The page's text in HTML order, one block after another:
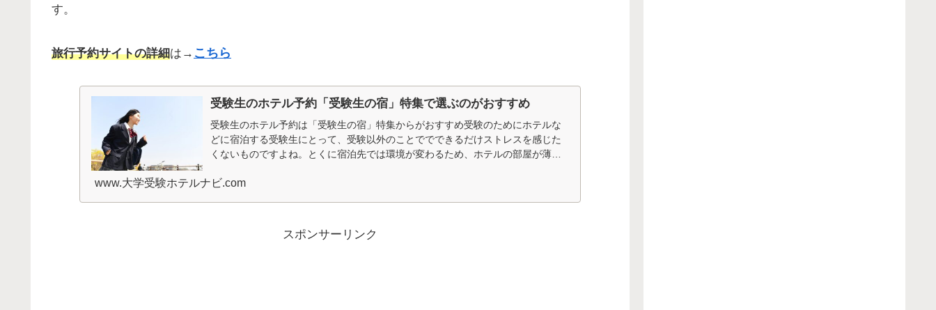
す。
旅行予約サイトの詳細は→ こちら
受験生のホテル予約「受験生の宿」特集で選ぶのがおすすめ
受験生のホテル予約は「受験生の宿」特集からがおすすめ受験のためにホテルな
どに宿泊する受験生にとって、受験以外のことででできるだけストレスを感じた
くないものですよね。とくに宿泊先では環境が変わるため、ホテルの部屋が薄暗
www.大学受験ホテルナビ.com
スポンサーリンク